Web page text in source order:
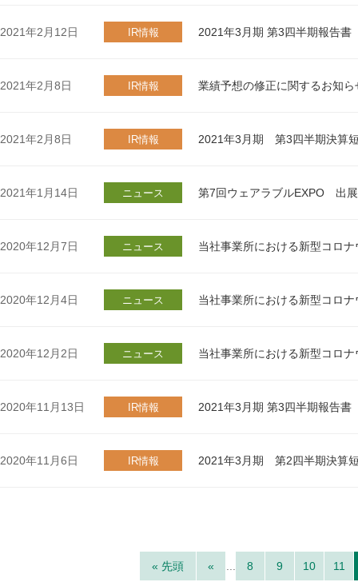
2021年2月12日 IR情報 2021年3月期 第3四半期報告書
2021年2月8日 IR情報 業績予想の修正に関するお知ら
2021年2月8日 IR情報 2021年3月期 第3四半期決算
2021年1月14日 ニュース 第7回ウェアラブルEXPO 出
2020年12月7日 ニュース 当社事業所における新型コロ
2020年12月4日 ニュース 当社事業所における新型コロ
2020年12月2日 ニュース 当社事業所における新型コロ
2020年11月13日 IR情報 2021年3月期 第3四半期報告書
2020年11月6日 IR情報 2021年3月期 第2四半期決算
« 先頭 « 8 9 10 11